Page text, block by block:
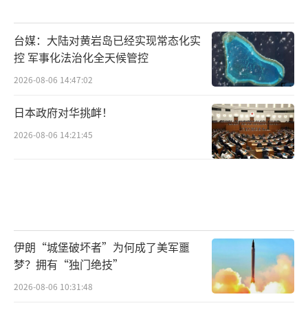
台媒：大陆对黄岩岛已经实现常态化实
控 军事化法治化全天候管控
2026-08-06 14:47:02
日本政府对华挑衅！
2026-08-06 14:21:45
伊朗“城堡破坏者”为何成了美军噩
梦？拥有“独门绝技”
2026-08-06 10:31:48